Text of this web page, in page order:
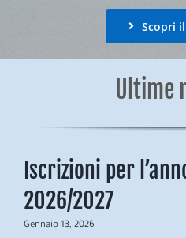
Scopri
Ultime
Iscrizioni per
2026/2027
Gennaio 13, 2026